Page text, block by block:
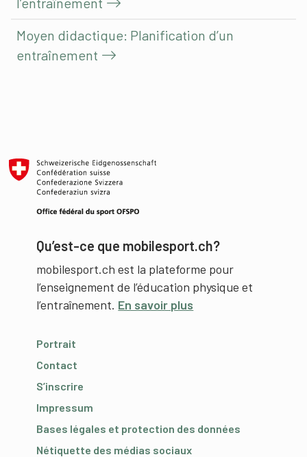
Moyen didactique: Planification d’un
entraînement
Qu’est-ce que mobilesport.ch?
mobilesport.ch est la plateforme pour
l’enseignement de l’éducation physique et
l’entraînement. En savoir plus
Portrait
Contact
S’inscrire
Impressum
Bases légales et protection des données
Nétiquette des médias sociaux